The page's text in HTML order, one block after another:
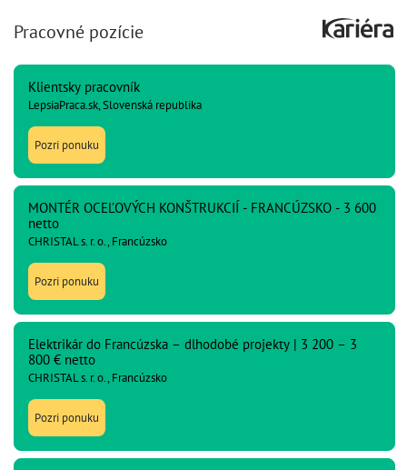
Pracovné pozície
Klientsky pracovník
LepsiaPraca.sk, Slovenská republika
Pozri ponuku
MONTÉR OCEĽOVÝCH KONŠTRUKCIÍ - FRANCÚZSKO - 3 600
netto
CHRISTAL s. r. o., Francúzsko
Pozri ponuku
Elektrikár do Francúzska – dlhodobé projekty | 3 200 – 3
800 € netto
CHRISTAL s. r. o., Francúzsko
Pozri ponuku